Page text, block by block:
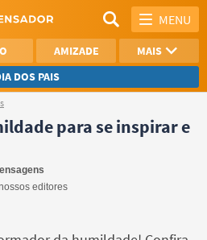
MENU
AMIZADE
MAIS
DOS PAIS
AGRADECIMENTO
para se inspirar e
editores